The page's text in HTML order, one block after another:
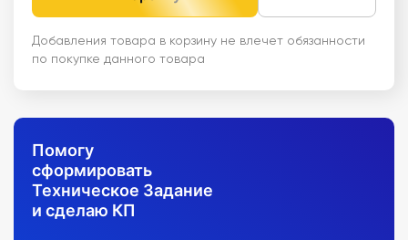
Добавления товара в корзину не влечет обязанности
по покупке данного товара
Помогу
сформировать
Техническое Задание
и сделаю КП